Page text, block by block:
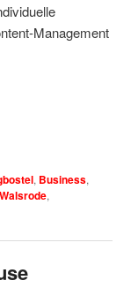
Management
, Business,
Walsrode,